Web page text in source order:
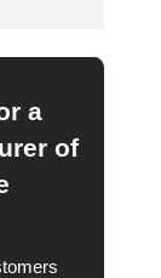
a
of